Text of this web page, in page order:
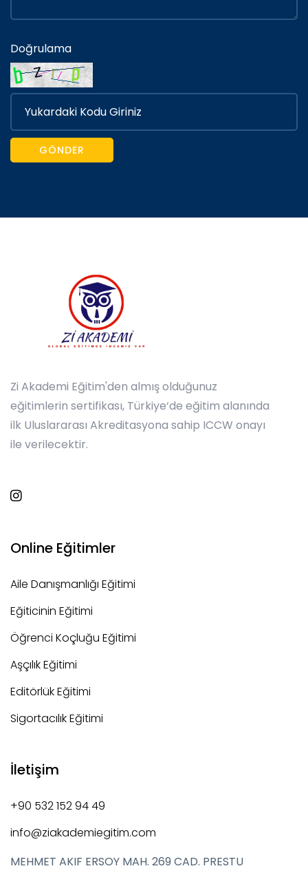
Doğrulama
GÖNDER
Zi Akademi Eğitim'den almış olduğunuz
eğitimlerin sertifikası, Türkiye‘de eğitim alanında
ilk Uluslararası Akreditasyona sahip ICCW onayı
ile verilecektir.
Online Eğitimler
Aile Danışmanlığı Eğitimi
Eğiticinin Eğitimi
Öğrenci Koçluğu Eğitimi
Aşçılık Eğitimi
Editörlük Eğitimi
Sigortacılık Eğitimi
İletişim
+90 532 152 94 49
info@ziakademiegitim.com
MEHMET AKIF ERSOY MAH. 269 CAD. PRESTU